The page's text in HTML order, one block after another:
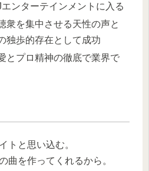
ンターテインメントに入る
衆を集中させる天性の声と
独歩的存在として成功
とプロ精神の徹底で業界で
トと思い込む。
曲を作ってくれるから。